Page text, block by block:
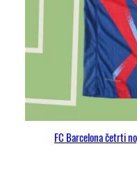
t
m
a
FC Barcelona četrti